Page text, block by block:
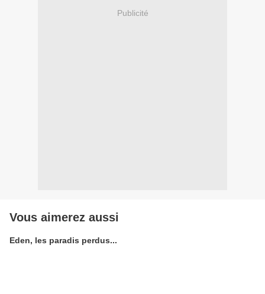
Publicité
Vous aimerez aussi
Eden, les paradis perdus...